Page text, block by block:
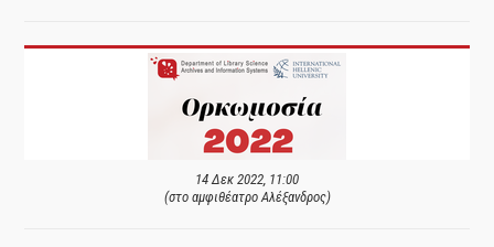
14 Δεκ 2022, 11:00
(στο αμφιθέατρο Αλέξανδρος)